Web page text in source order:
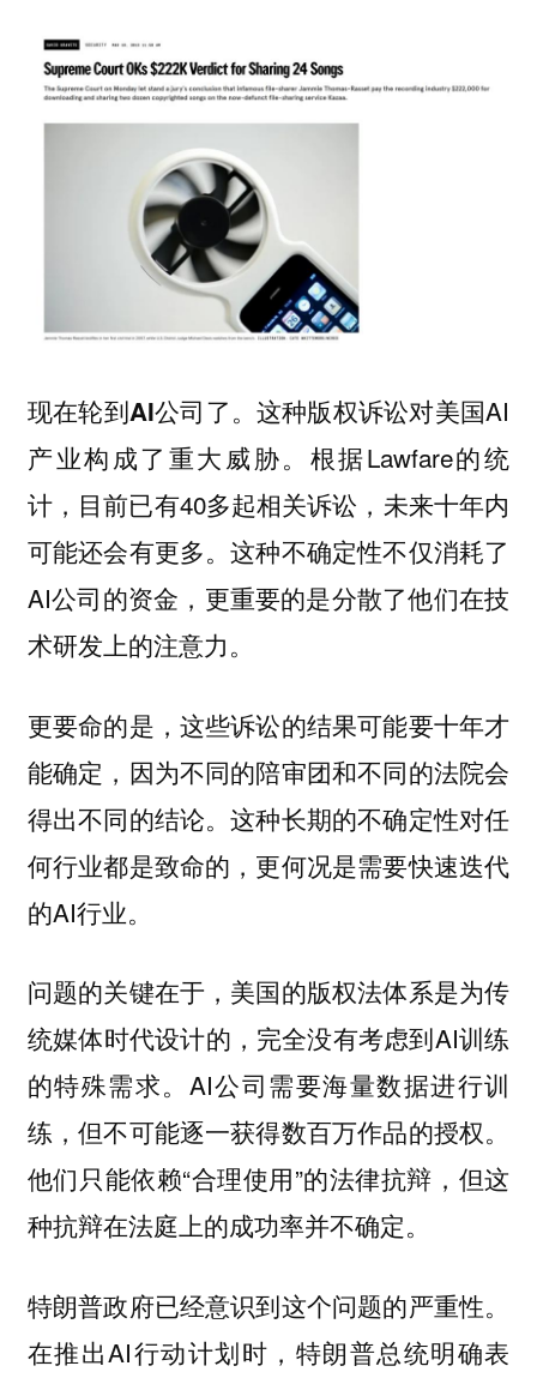
现在轮到AI公司了。 这种版权诉讼对美国AI
产业构成了重大威胁。根据Lawfare的统
计，目前已有40多起相关诉讼，未来十年内
可能还会有更多。这种不确定性不仅消耗了
AI公司的资金，更重要的是分散了他们在技
术研发上的注意力。
更要命的是，这些诉讼的结果可能要十年才
能确定，因为不同的陪审团和不同的法院会
得出不同的结论。这种长期的不确定性对任
何行业都是致命的，更何况是需要快速迭代
的AI行业。
问题的关键在于，美国的版权法体系是为传
统媒体时代设计的，完全没有考虑到AI训练
的特殊需求。AI公司需要海量数据进行训
练，但不可能逐一获得数百万作品的授权。
他们只能依赖“合理使用”的法律抗辩，但这
种抗辩在法庭上的成功率并不确定。
特朗普政府已经意识到这个问题的严重性。
在推出AI行动计划时，特朗普总统明确表